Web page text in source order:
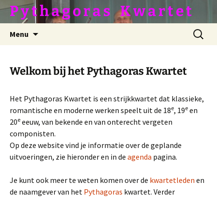
Ga
naarP y t h a g o r a s ­­­ ­ ­ K w a r t e t
Menu
Zoeken
naar:
Welkom bij het Pythagoras Kwartet
Het Pythagoras Kwartet is een strijkkwartet dat klassieke,
romantische en moderne werken speelt uit de 18e, 19e en
20e eeuw, van bekende en van onterecht vergeten
componisten.
Op deze website vind je informatie over de geplande
uitvoeringen, zie hieronder en in de agenda pagina.
Je kunt ook meer te weten komen over de kwartetleden en
de naamgever van het Pythagoras kwartet. Verder